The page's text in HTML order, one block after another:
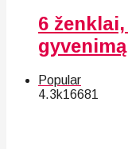
6
gyvenimą
Popular
4.3k16681